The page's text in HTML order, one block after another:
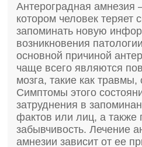
Антероградная амнезия
котором человек теряет
запоминать новую
возникновения
основной причиной
чаще всего являются
мозга, такие как травмы,
Симптомы этого
затруднения в
фактов или лиц, а
забывчивость. Лечение
амнезии зависит от ее